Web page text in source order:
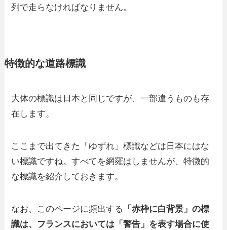
列で走らなければなりません。
特徴的な道路標識
大体の標識は日本と同じですが、一部違うものも存
在します。
ここまで出てきた「ゆずれ」標識などは日本にはな
い標識ですね。すべてを網羅はしませんが、特徴的
な標識を紹介しておきます。
なお、このページに頻出する
「赤枠に白背景」の標
識は、フランスにおいては「警告」を表す場合に使